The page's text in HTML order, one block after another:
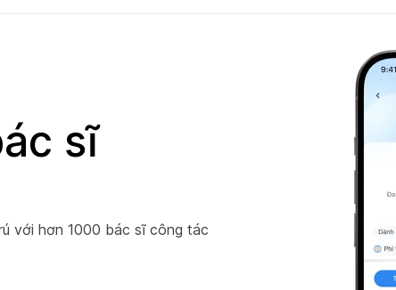
sĩ
với hơn 1000 bác sĩ công tác